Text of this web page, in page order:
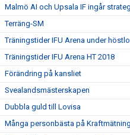
Malmö AI och Upsala IF ingår
Terräng-SM
Träningstider IFU Arena under
Träningstider IFU Arena HT 2018
Förändring på kansliet
Svealandsmästerskapen
Dubbla guld till Lovisa
Många personbästa på Kraftmätning